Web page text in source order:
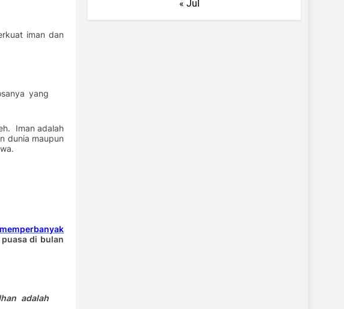
iman dan
yang
Iman adalah
dunia maupun
memperbanyak
di bulan
adalah
« Jul